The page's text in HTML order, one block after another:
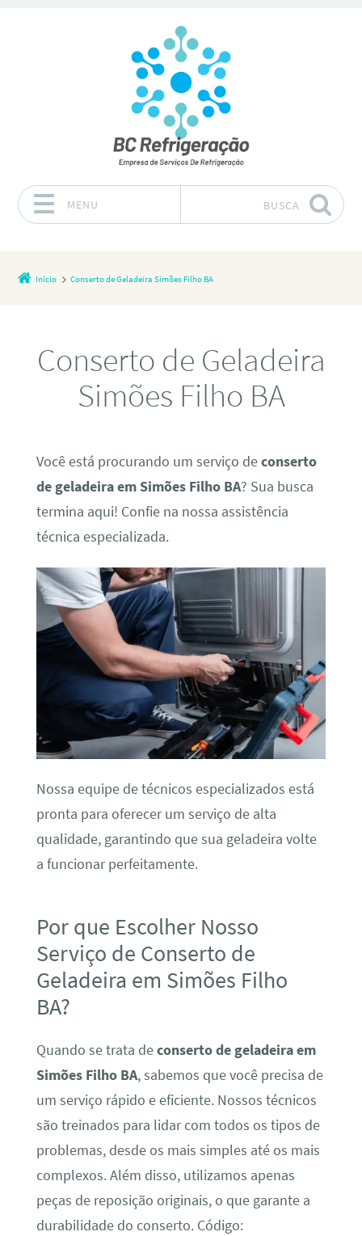
MENU BUSCA
Início Conserto de Geladeira Simões Filho BA
Conserto de Geladeira
Simões Filho BA
Você está procurando um serviço deconserto
de geladeira em Simões Filho BA? Sua busca
termina aqui! Confie na nossa assistência
técnica especializada.
Nossa equipe de técnicos especializados está
pronta para oferecer um serviço de alta
qualidade, garantindo que sua geladeira volte
a funcionar perfeitamente.
Por que Escolher Nosso
Serviço de Conserto de
Geladeira em Simões Filho
BA?
Quando se trata deconserto de geladeira em
Simões Filho BA, sabemos que você precisa de
um serviço rápido e eficiente. Nossos técnicos
são treinados para lidar com todos os tipos de
problemas, desde os mais simples até os mais
complexos. Além disso, utilizamos apenas
peças de reposição originais, o que garante a
durabilidade do conserto. Código: